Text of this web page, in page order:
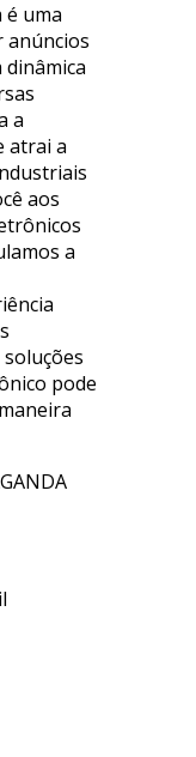
uma
anúncios
a
atrai a
aos
a
pode